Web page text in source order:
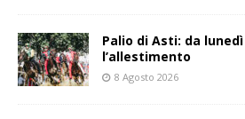
Palio di Asti: da
l’allestimento
8 Agosto 2026